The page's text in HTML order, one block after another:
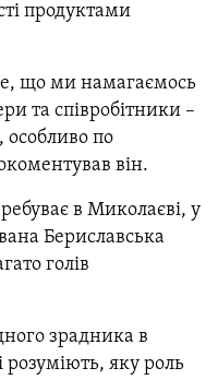
продуктами
що ми намагаємось
та співробітники –
особливо по
він.
в Миколаєві, у
Бериславська
голів
зрадника в
розуміють, яку роль